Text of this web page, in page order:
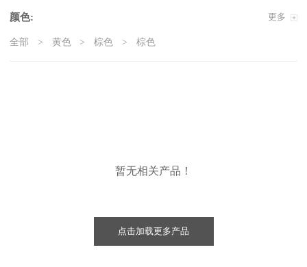
颜色: 更多
全部 黄色 棕色 棕色
暂无相关产品！
点击加载更多产品